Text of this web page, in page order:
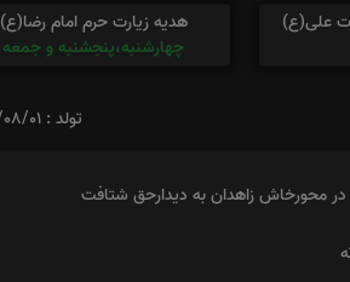
علی(ع)
هدیه زیارت حرم امام رضا(ع)
چهارشنبه،پنجشنبه و جمعه
تولد : 1379/08/01
در محورخاش زاهدان به ديدارحق شتافت